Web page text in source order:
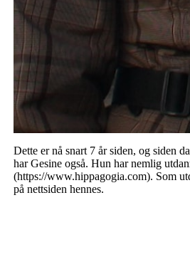
Dette er nå snart 7 år siden, og siden
har Gesine også. Hun har nemlig
(https://www.hippagogia.com). Som
på nettsiden hennes.